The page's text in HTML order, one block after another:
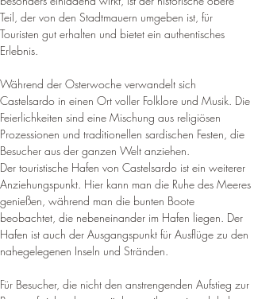
Teil, der von den Stadtmauern umgeben ist, für
Touristen gut erhalten und bietet ein authentisches
Erlebnis.
Während der Osterwoche verwandelt sich
Castelsardo in einen Ort voller Folklore und Musik. Die
Feierlichkeiten sind eine Mischung aus religiösen
Prozessionen und traditionellen sardischen Festen, die
Besucher aus der ganzen Welt anziehen.
Der touristische Hafen von Castelsardo ist ein weiterer
Anziehungspunkt. Hier kann man die Ruhe des Meeres
genießen, während man die bunten Boote
beobachtet, die nebeneinander im Hafen liegen. Der
Hafen ist auch der Ausgangspunkt für Ausflüge zu den
nahegelegenen Inseln und Stränden.
Für Besucher, die nicht den anstrengenden Aufstieg zur